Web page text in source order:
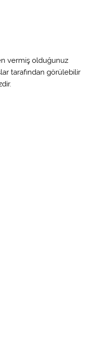
vermiş olduğunuz
tarafından görülebilir